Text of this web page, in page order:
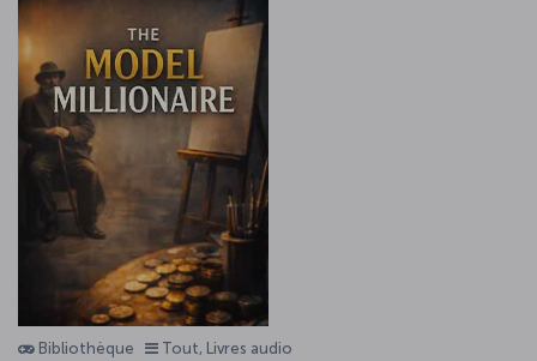
Bibliothèque Tout, Livres audio